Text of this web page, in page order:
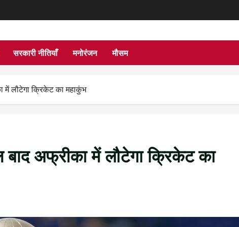
सरकारी नीतियाँ मनोरंजन मौसम
लौटेगा क्रिकेट का महाकुंभ
अफ्रीका में लौटेगा क्रिकेट का